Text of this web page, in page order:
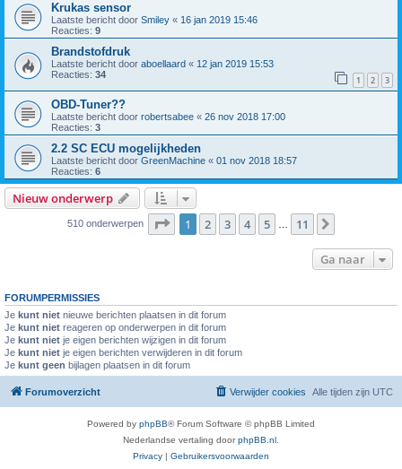
Krukas sensor
Laatste bericht door Smiley « 16 jan 2019 15:46
Reacties: 9
Brandstofdruk
Laatste bericht door aboellaard « 12 jan 2019 15:53
Reacties: 34 1 2 3
OBD-Tuner??
Laatste bericht door robertsabee « 26 nov 2018 17:00
Reacties: 3
2.2 SC ECU mogelijkheden
Laatste bericht door GreenMachine « 01 nov 2018 18:57
Reacties: 6
Nieuw onderwerp
510 onderwerpen Pagina van 11
1 2 3 4 5 11
Ga naar
FORUMPERMISSIES
Je kunt niet nieuwe berichten plaatsen in dit forum
Je kunt niet reageren op onderwerpen in dit forum
Je kunt niet je eigen berichten wijzigen in dit forum
Je kunt niet je eigen berichten verwijderen in dit forum
Je kunt geen bijlagen plaatsen in dit forum
Forumoverzicht Alle tijden zijn UTC
Verwijder cookies
Powered by phpBB® Forum Software © phpBB Limited
Nederlandse vertaling doorphpBB.nl .
Privacy
Gebruikersvoorwaarden